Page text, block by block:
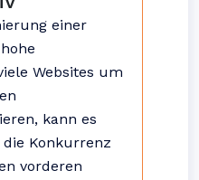
einer
Websites um
kann es
Konkurrenz
vorderen